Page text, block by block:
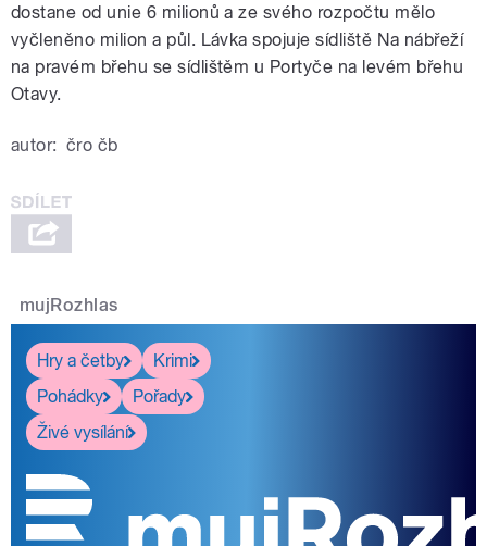
dostane od unie 6 milionů a ze svého rozpočtu mělo
vyčleněno milion a půl. Lávka spojuje sídliště Na nábřeží
na pravém břehu se sídlištěm u Portyče na levém břehu
Otavy.
autor: čro čb
mujRozhlas
Hry a četby
Krimi
Pohádky
Pořady
Živé vysílání